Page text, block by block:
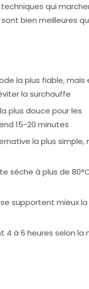
qui
bien meilleures
la plus fiable, mais
la surchauffe
plus douce pour les
15-20 minutes
la plus simple,
sèche à plus de
supportent mieux
4 à 6 heures selon la